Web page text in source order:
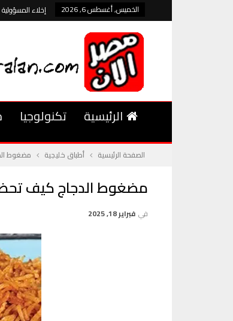
الخميس, أغسطس 6, 2026 إخلاء المسؤولية
الرئيسية تكنولوجيا
الصفحة الرئيسية أطباق خليجية مضغوط
مضغوط الدجاج كيف
في فبراير 18, 2025